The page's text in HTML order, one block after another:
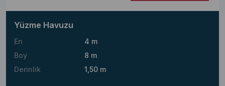
Yüzme Havuzu
En
4 m
Boy
8 m
Derinlik
1,50 m